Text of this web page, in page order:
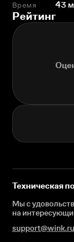
Время 43
Рейтинг
Техническая
Мы с
на
support@wink.ru